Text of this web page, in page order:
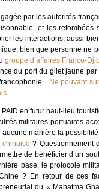
par les autorités
et les
les interactions, aussi
bien que personne
groupe d’affaires Franco-
du port du gilet jaune
Ne pouvant
.
en futur haut-lieu
militaires portuaires
manière la
chinoise ? Questionnement
de bénéficier d’un
base, le protocole
? En retour de ces
du « Mahatma